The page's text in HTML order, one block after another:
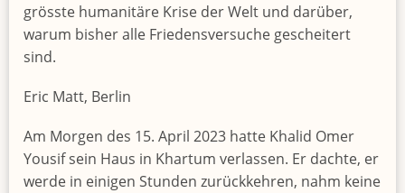
grösste humanitäre Krise der Welt und darüber,
warum bisher alle Friedensversuche gescheitert
sind.
Eric Matt, Berlin
Am Morgen des 15. April 2023 hatte Khalid Omer
Yousif sein Haus in Khartum verlassen. Er dachte, er
werde in einigen Stunden zurückkehren, nahm keine